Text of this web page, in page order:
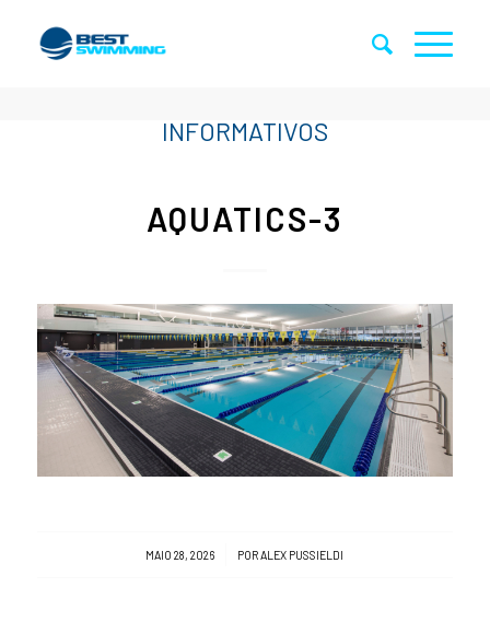
AQUATICS-3
MAIO 28, 2026
/ PORALEX PUSSIELDI